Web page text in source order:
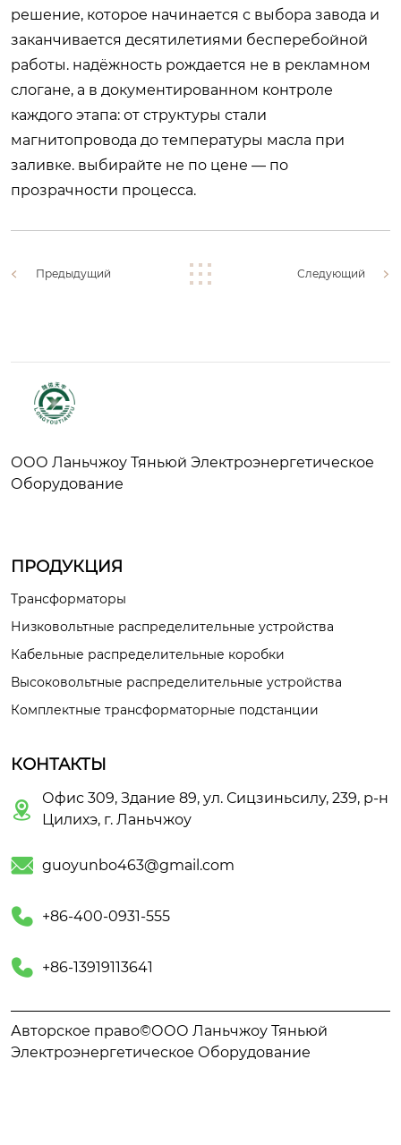
решение, которое начинается с выбора завода и
заканчивается десятилетиями бесперебойной
работы. надёжность рождается не в рекламном
слогане, а в документированном контроле
каждого этапа: от структуры стали
магнитопровода до температуры масла при
заливке. выбирайте не по цене — по
прозрачности процесса.
Предыдущий Следующий
ООО Ланьчжоу Тяньюй Электроэнергетическое
Оборудование
ПРОДУКЦИЯ
Трансформаторы
Низковольтные распределительные устройства
Кабельные распределительные коробки
Высоковольтные распределительные устройства
Комплектные трансформаторные подстанции
КОНТАКТЫ

Офис 309, Здание 89, ул. Сицзиньсилу, 239, р-н
Цилихэ, г. Ланьчжоу
 guoyunbo463@gmail.com
 +86-400-0931-555
 +86-13919113641
Авторское право©ООО Ланьчжоу Тяньюй
Электроэнергетическое Оборудование